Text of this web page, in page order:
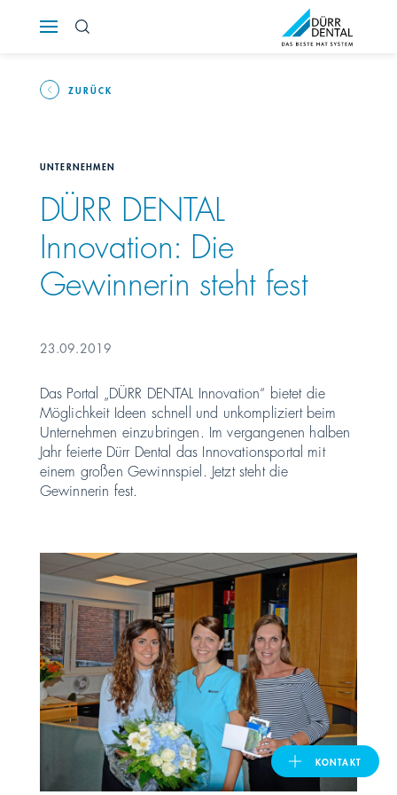
Polska
România
Suomi
Sverige
Türkiye
United Kingdom
Australia
India
日本
Malaysia
대한민국
KONTAKT
ZURÜCK
UNTERNEHMEN
DÜRR DENTAL
Innovation: Die
Gewinnerin steht fest
23.09.2019
Das Portal „DÜRR DENTAL Innovation“ bietet die
Möglichkeit Ideen schnell und unkompliziert beim
Unternehmen einzubringen. Im vergangenen halben
Jahr feierte Dürr Dental das Innovationsportal mit
einem großen Gewinnspiel. Jetzt steht die
Gewinnerin fest.